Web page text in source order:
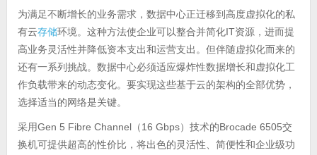
为满足不断增长的业务需求，数据中心正迁移到高度虚拟化的私
有云存储环境。这种方法使企业可以整合并简化IT资源，进而提
高业务灵活性并降低资本支出和运营支出。但伴随虚拟化而来的
还有一系列挑战。数据中心必须适应爆炸性数据增长和虚拟化工
作负载带来的动态变化。要实现这些基于云的架构的全部优势，
选择适当的网络是关键。
采用Gen 5 Fibre Channel（ 16 Gbps）技术的Brocade 6505交
换机可提供超高的性价比，将出色的灵活性、简便性和企业级功